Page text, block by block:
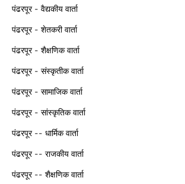
पंढरपूर - वैद्यकीय वार्ता
पंढरपूर - शेतकरी वार्ता
पंढरपूर - शैक्षणिक वार्ता
पंढरपूर - संस्कृतीक वार्ता
पंढरपूर - सामाजिक वार्ता
पंढरपूर - सांस्कृतिक वार्ता
पंढरपूर -- धार्मिक वार्ता
पंढरपूर -- राजकीय वार्ता
पंढरपूर -- शैक्षणिक वार्ता